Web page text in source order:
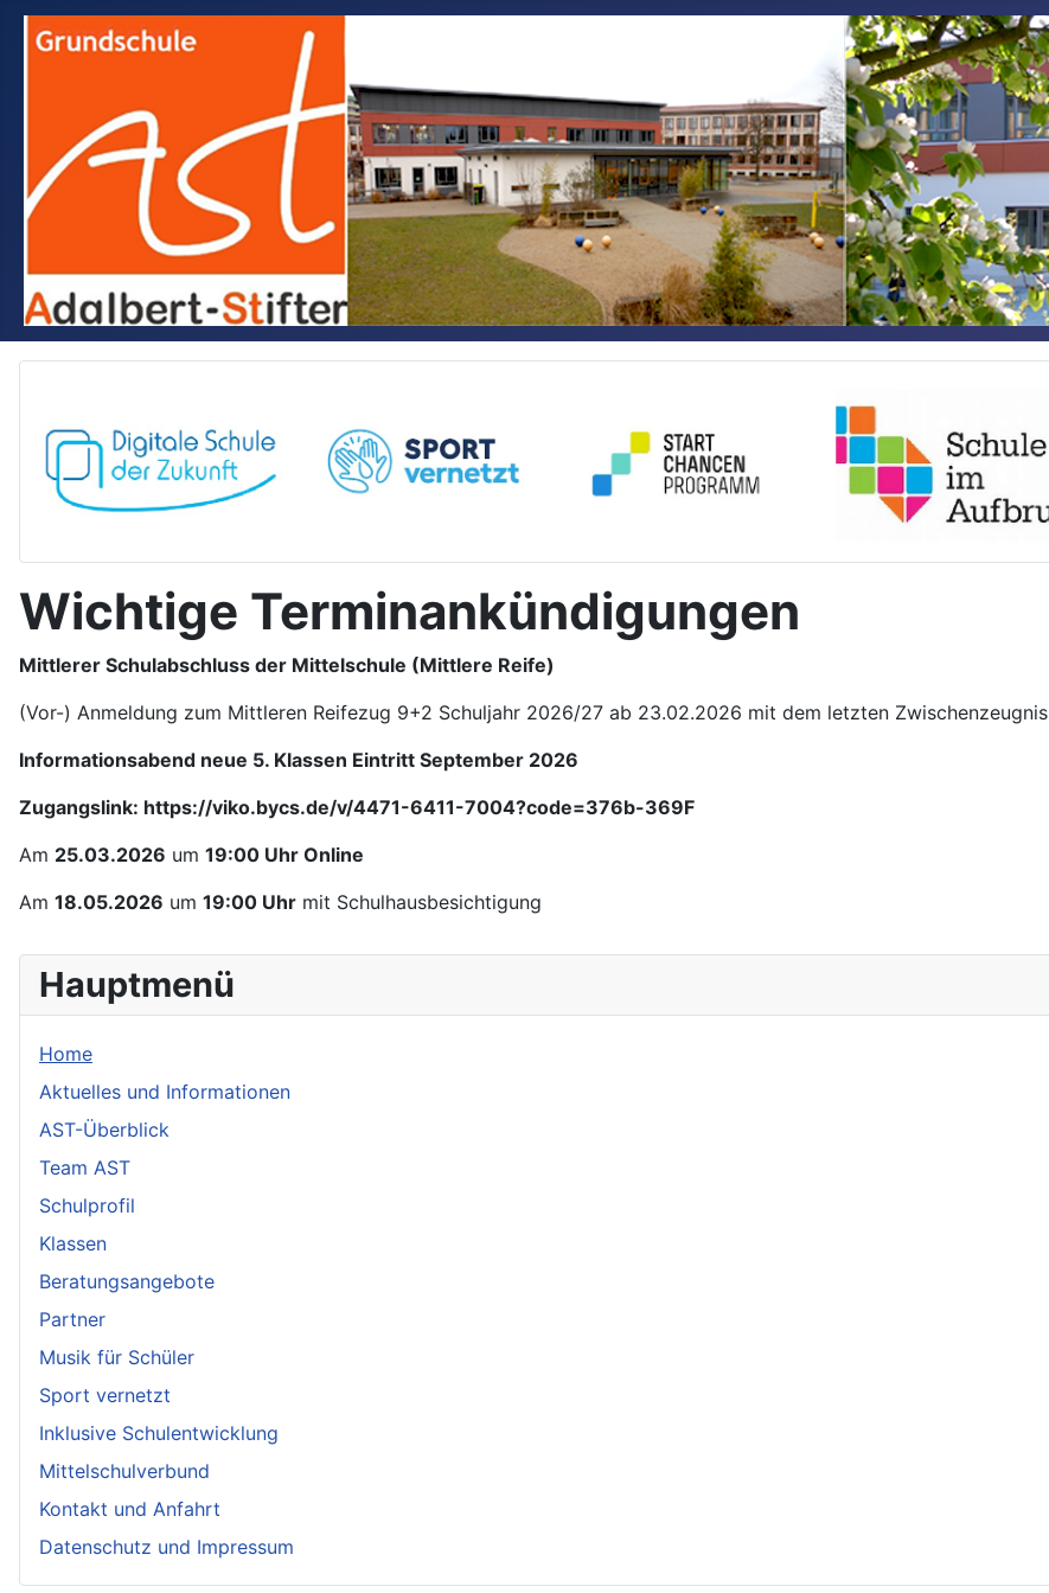
Hauptmenü
Home
Aktuelles und Informationen
AST-Überblick
Team AST
Schulprofil
Klassen
Beratungsangebote
Partner
Musik für Schüler
Sport vernetzt
Inklusive Schulentwicklung
Mittelschulverbund
Kontakt und Anfahrt
Datenschutz und Impressum
Wichtige Terminankündigungen
Mittlerer Schulabschluss der Mittelschule (Mittlere Reife)
(Vor-) Anmeldung zum Mittleren Reifezug 9+2 Schuljahr 2026/27 ab 23.02.2026 mit dem letzten Zwischenzeugnis
Informationsabend neue 5. Klassen Eintritt September 2026
Zugangslink: https://viko.bycs.de/v/4471-6411-7004?code=376b-369F
Am 25.03.2026 um 19:00 Uhr Online
Am 18.05.2026 um 19:00 Uhr mit Schulhausbesichtigung